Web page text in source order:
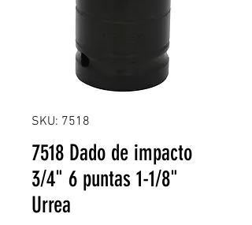
SKU: 7518
7518 Dado de impacto
3/4" 6 puntas 1-1/8"
Urrea